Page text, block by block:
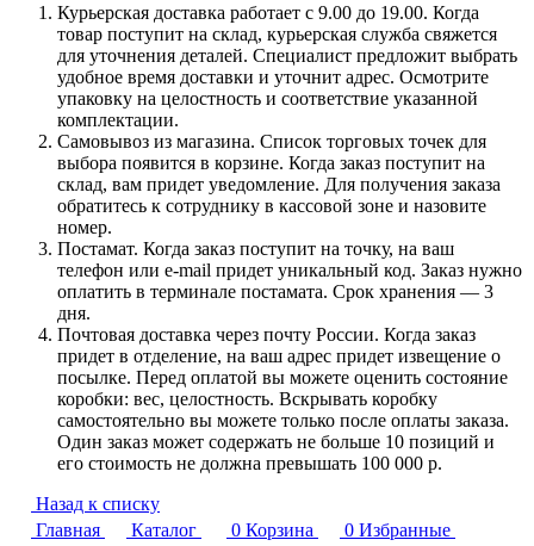
Курьерская доставка работает с 9.00 до 19.00. Когда
товар поступит на склад, курьерская служба свяжется
для уточнения деталей. Специалист предложит выбрать
удобное время доставки и уточнит адрес. Осмотрите
упаковку на целостность и соответствие указанной
комплектации.
Самовывоз из магазина. Список торговых точек для
выбора появится в корзине. Когда заказ поступит на
склад, вам придет уведомление. Для получения заказа
обратитесь к сотруднику в кассовой зоне и назовите
номер.
Постамат. Когда заказ поступит на точку, на ваш
телефон или e-mail придет уникальный код. Заказ нужно
оплатить в терминале постамата. Срок хранения — 3
дня.
Почтовая доставка через почту России. Когда заказ
придет в отделение, на ваш адрес придет извещение о
посылке. Перед оплатой вы можете оценить состояние
коробки: вес, целостность. Вскрывать коробку
самостоятельно вы можете только после оплаты заказа.
Один заказ может содержать не больше 10 позиций и
его стоимость не должна превышать 100 000 р.
Назад к списку
Главная
Каталог 0 Корзина 0 Избранные